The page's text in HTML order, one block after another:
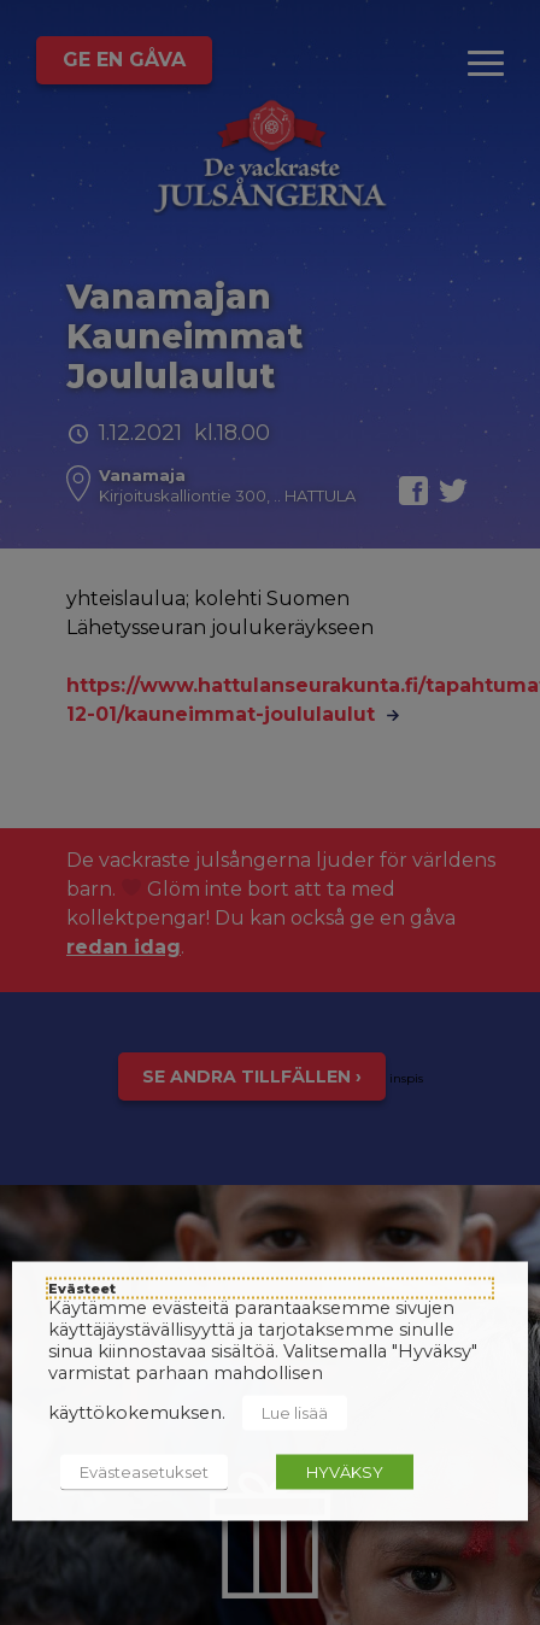
GE EN GÅVA
Vanamajan
Kauneimmat
Joululaulut
1.12.2021 kl.18.00
Vanamaja
Kirjoituskalliontie 300, .. HATTULA
yhteislaulua; kolehti Suomen
Lähetysseuran joulukeräykseen
https://www.hattulanseurakunta.fi/
12-01/kauneimmat-joululaulut
De vackraste julsångerna ljuder för världens
barn.
Glöm inte bort att ta med
kollektpengar! Du kan också ge en gåva
redan idag.
SE ANDRA TILLFÄLLEN › inspis
Evästeet
Käytämme evästeitä parantaaksemme sivujen
käyttäjäystävällisyyttä ja tarjotaksemme sinulle
sinua kiinnostavaa sisältöä. Valitsemalla "Hyväksy"
varmistat parhaan mahdollisen
käyttökokemuksen.
Lue lisää
Evästeasetukset HYVÄKSY